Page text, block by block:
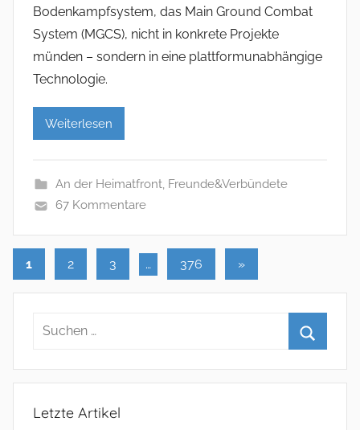
Bodenkampfsystem, das Main Ground Combat
System (MGCS), nicht in konkrete Projekte
münden – sondern in eine plattformunabhängige
Technologie.
Weiterlesen
An der Heimatfront, Freunde&Verbündete
67 Kommentare
Seitennummerierung
Beiträge
1 2 3 … 376
Nächste
»
Letzte Artikel